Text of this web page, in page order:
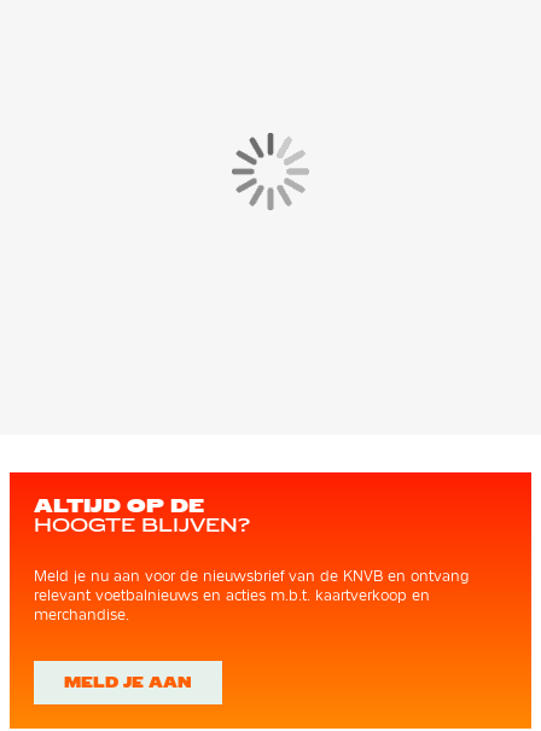
ALTIJD OP DE
HOOGTE BLIJVEN?
Meld je nu aan voor de nieuwsbrief van de KNVB en ontvang
relevant voetbalnieuws en acties m.b.t. kaartverkoop en
merchandise.
MELD JE AAN